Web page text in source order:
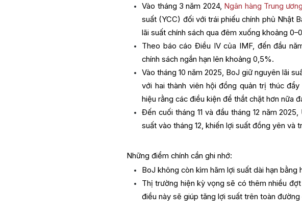
Vào tháng 3 năm 2024, Ngân hàng Trung
suất (YCC) đối với trái phiếu chính phủ Nhật
lãi suất chính sách qua đêm xuống khoảng
Theo báo cáo Điều IV của IMF, đến đầu
chính sách ngắn hạn lên khoảng 0,5%.
Vào tháng 10 năm 2025, BoJ giữ nguyên lãi
với hai thành viên hội đồng quản trị thúc
hiệu rằng các điều kiện để thắt chặt hơn nữa
Đến cuối tháng 11 và đầu tháng 12 năm
suất vào tháng 12, khiến lợi suất đồng yên và
Những điểm chính cần ghi nhớ:
BoJ không còn kìm hãm lợi suất dài hạn bằng
Thị trường hiện kỳ vọng sẽ có thêm nhiều
điều này sẽ giúp tăng lợi suất trên toàn đường